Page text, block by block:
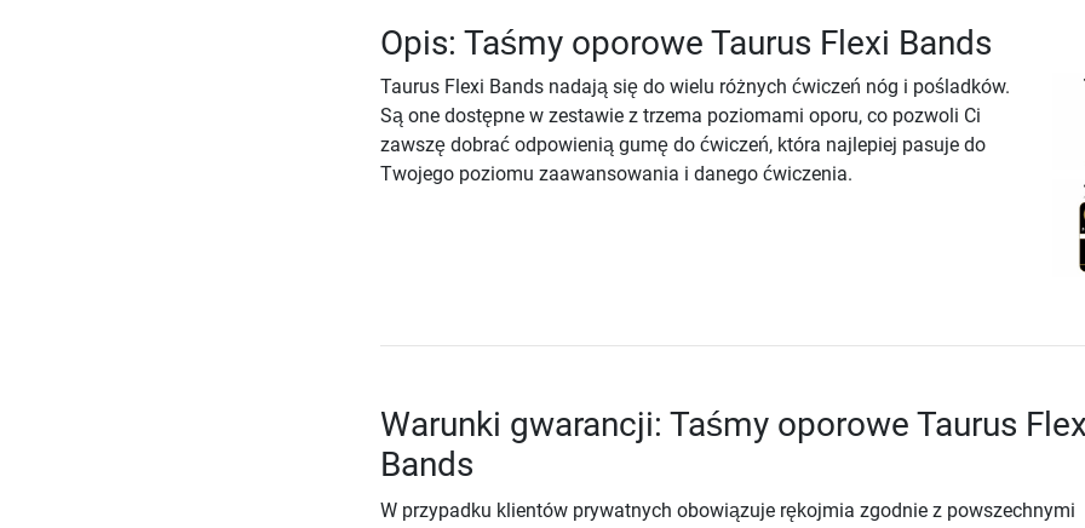
Opis: Taśmy oporowe Taurus Flexi Bands
Taurus Flexi Bands nadają się do wielu różnych ćwiczeń nóg i pośladków.
Są one dostępne w zestawie z trzema poziomami oporu, co pozwoli Ci
zawszę dobrać odpowienią gumę do ćwiczeń, która najlepiej pasuje do
Twojego poziomu zaawansowania i danego ćwiczenia.
Warunki gwarancji: Taśmy oporowe Taurus
Bands
W przypadku klientów prywatnych obowiązuje rękojmia zgodnie z powszechnymi